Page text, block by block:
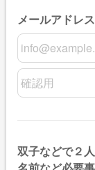
メールアドレス
メールアドレス
メールアドレス
双子などで２